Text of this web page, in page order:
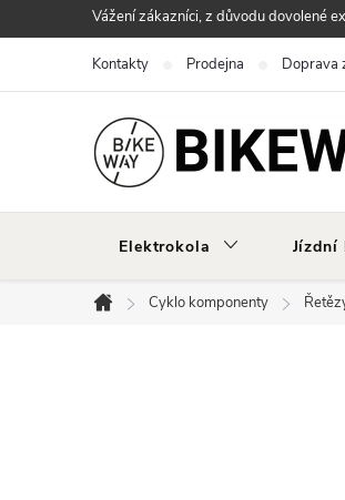
na
Vážení zákazníci, z důvodu dovolené
Kontakty Prodejna Doprava
Elektrokola Jízdní
Domů
Cyklo komponenty